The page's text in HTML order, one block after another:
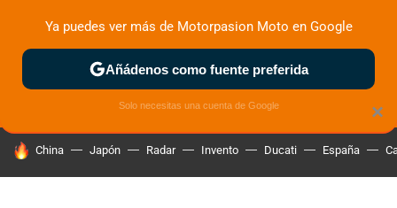
ZONA DE PRUEBAS DEPORTIVAS MOTOS ELÉCTRICAS
HOY SE HABLA DE
China Japón Radar Invento Ducati España
×
Ya puedes ver más de Motorpasion Moto en Google
Añádenos como fuente preferida
Solo necesitas una cuenta de Google